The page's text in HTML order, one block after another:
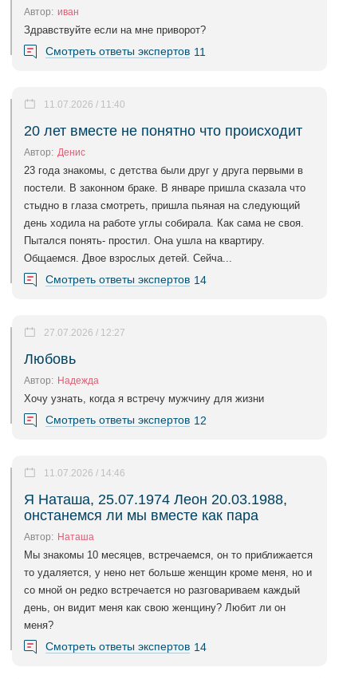
Автор: иван
Здравствуйте если на мне приворот?
Смотреть ответы экспертов 11
20 лет вместе не понятно что происходит
11.07.2026 / 11:40
Автор: Денис
23 года знакомы, с детства были друг у друга первыми в
постели. В законном браке. В январе пришла сказала что
стыдно в глаза смотреть, пришла пьяная на следующий
день ходила на работе углы собирала. Как сама не своя.
Пытался понять- простил. Она ушла на квартиру.
Общаемся. Двое взрослых детей. Сейча...
Смотреть ответы экспертов 14
Любовь
27.07.2026 / 12:27
Автор: Надежда
Хочу узнать, когда я встречу мужчину для жизни
Смотреть ответы экспертов 12
Я Наташа, 25.07.1974 Леон 20.03.1988,
онстанемся ли мы вместе как пара
11.07.2026 / 14:46
Автор: Наташа
Мы знакомы 10 месяцев, встречаемся, он то приближается
то удаляется, у нено нет больше женщин кроме меня, но и
со мной он редко встречается но разговариваем каждый
день, он видит меня как свою женщину? Любит ли он
меня?
Смотреть ответы экспертов 14